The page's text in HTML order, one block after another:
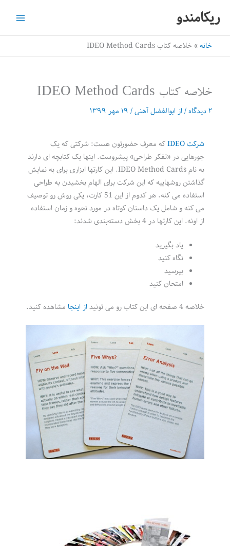
ریکامندو
خانه خلاصه کتاب IDEO Method Cards
خلاصه کتاب IDEO Method Cards
۲ دیدگاه / از ابوالفضل آهنی/ ۱۹ مهر ۱۳۹۹
شرکت IDEO
که معرف حضورتون هست: شرکتی که یک
جورهایی در «تفکر طراحی» پیشروست. اینها یک کتابچه ای دارند
به نام IDEO Method Cards. این کارتها ابزاری برای به نمایش
گذاشتن روشهاییه که این شرکت برای الهام بخشیدن به طراحی
استفاده می کنه. هر کدوم از این 51 کارت، یکی روش رو توصیف
می کنه و شامل یک داستان کوتاه در مورد نحوه و زمان استفاده
از اونه. این کارتها در 4 بخش دسته‌بندی شدند:
یاد بگیرید
نگاه کنید
بپرسید
امتحان کنید
خلاصه 4 صفحه ای این کتاب رو می تونید
از اینجا مشاهده کنید.